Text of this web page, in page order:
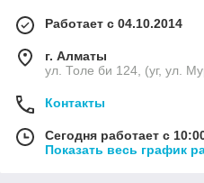
Работает с 04.10.2014
г. Алматы
ул. Толе би 124, (уг, ул.
Контакты
Сегодня работает с
Показать весь график